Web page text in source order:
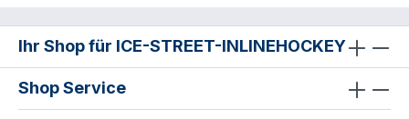
Ihr Shop für ICE-STREET-INLINEHOCKEY
Shop Service